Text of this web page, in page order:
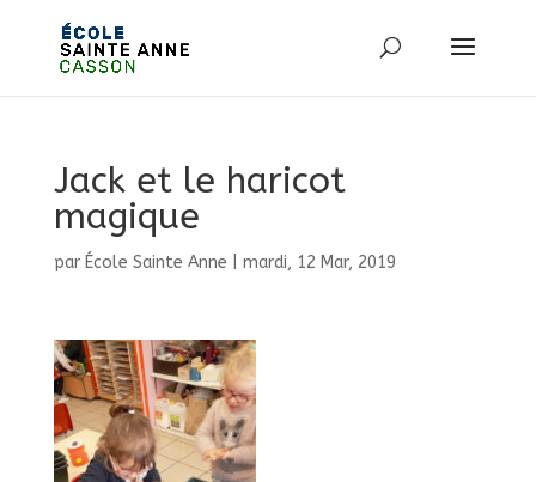
Jack et le haricot
magique
par École Sainte Anne mardi, 12 Mar, 2019